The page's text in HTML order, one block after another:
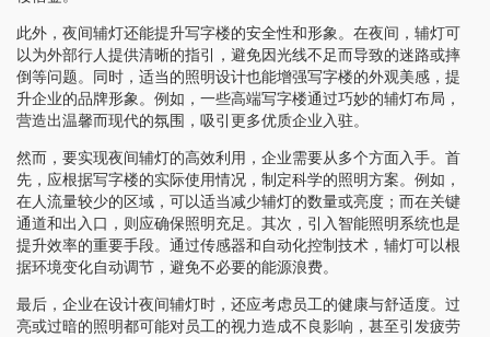
此外，夜间辅灯还能提升写字楼的安全性和形象。在夜间，辅灯可
以为外部行人提供清晰的指引，避免因光线不足而导致的迷路或摔
倒等问题。同时，适当的照明设计也能增强写字楼的外观美感，提
升企业的品牌形象。例如，一些高端写字楼通过巧妙的辅灯布局，
营造出温馨而现代的氛围，吸引更多优质企业入驻。
然而，要实现夜间辅灯的高效利用，企业需要从多个方面入手。首
先，应根据写字楼的实际使用情况，制定科学的照明方案。例如，
在人流量较少的区域，可以适当减少辅灯的数量或亮度；而在关键
通道和出入口，则应确保照明充足。其次，引入智能照明系统也是
提升效率的重要手段。通过传感器和自动化控制技术，辅灯可以根
据环境变化自动调节，避免不必要的能源浪费。
最后，企业在设计夜间辅灯时，还应考虑员工的健康与舒适度。过
亮或过暗的照明都可能对员工的视力造成不良影响，甚至引发疲劳